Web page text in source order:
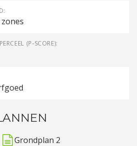
(P-SCORE):
Grondplan 2